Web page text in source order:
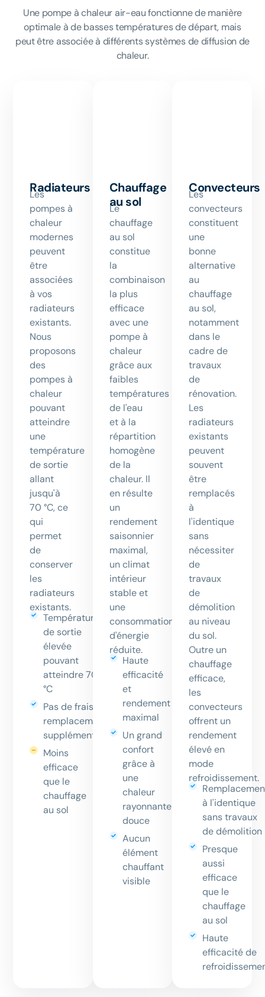
Une pompe à chaleur air-eau fonctionne de manière
optimale à de basses températures de départ, mais
peut être associée à différents systèmes de diffusion de
chaleur.
Radiateurs
Les
pompes à
chaleur
modernes
peuvent
être
associées
à vos
radiateurs
existants.
Nous
proposons
des
pompes à
chaleur
pouvant
atteindre
une
température
de sortie
allant
jusqu'à
70 °C, ce
qui
permet
de
conserver
les
radiateurs
existants.
Température
de sortie
élevée
pouvant
atteindre 70
°C
Pas de frais de
remplacement
supplémentaires
Moins
efficace
que le
chauffage
au sol
Chauffage
au sol
Le
chauffage
au sol
constitue
la
combinaison
la plus
efficace
avec une
pompe à
chaleur
grâce aux
faibles
températures
de l'eau
et à la
répartition
homogène
de la
chaleur. Il
en résulte
un
rendement
saisonnier
maximal,
un climat
intérieur
stable et
une
consommation
d'énergie
réduite.
Haute
efficacité
et
rendement
maximal
Un grand
confort
grâce à
une
chaleur
rayonnante
douce
Aucun
élément
chauffant
visible
Convecteurs
Les
convecteurs
constituent
une
bonne
alternative
au
chauffage
au sol,
notamment
dans le
cadre de
travaux
de
rénovation.
Les
radiateurs
existants
peuvent
souvent
être
remplacés
à
l'identique
sans
nécessiter
de
travaux
de
démolition
au niveau
du sol.
Outre un
chauffage
efficace,
les
convecteurs
offrent un
rendement
élevé en
mode
refroidissement.
à l'identique
sans travaux
de démolition
Presque
aussi
efficace
que le
chauffage
au sol
Haute
efficacité de